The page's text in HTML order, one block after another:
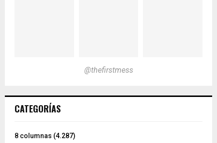
@thefirstmess
CATEGORÍAS
8 columnas (4.287)